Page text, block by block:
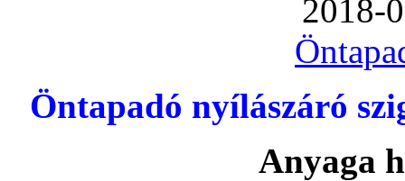
2018-
Öntapadó nyílászáró
Anyaga